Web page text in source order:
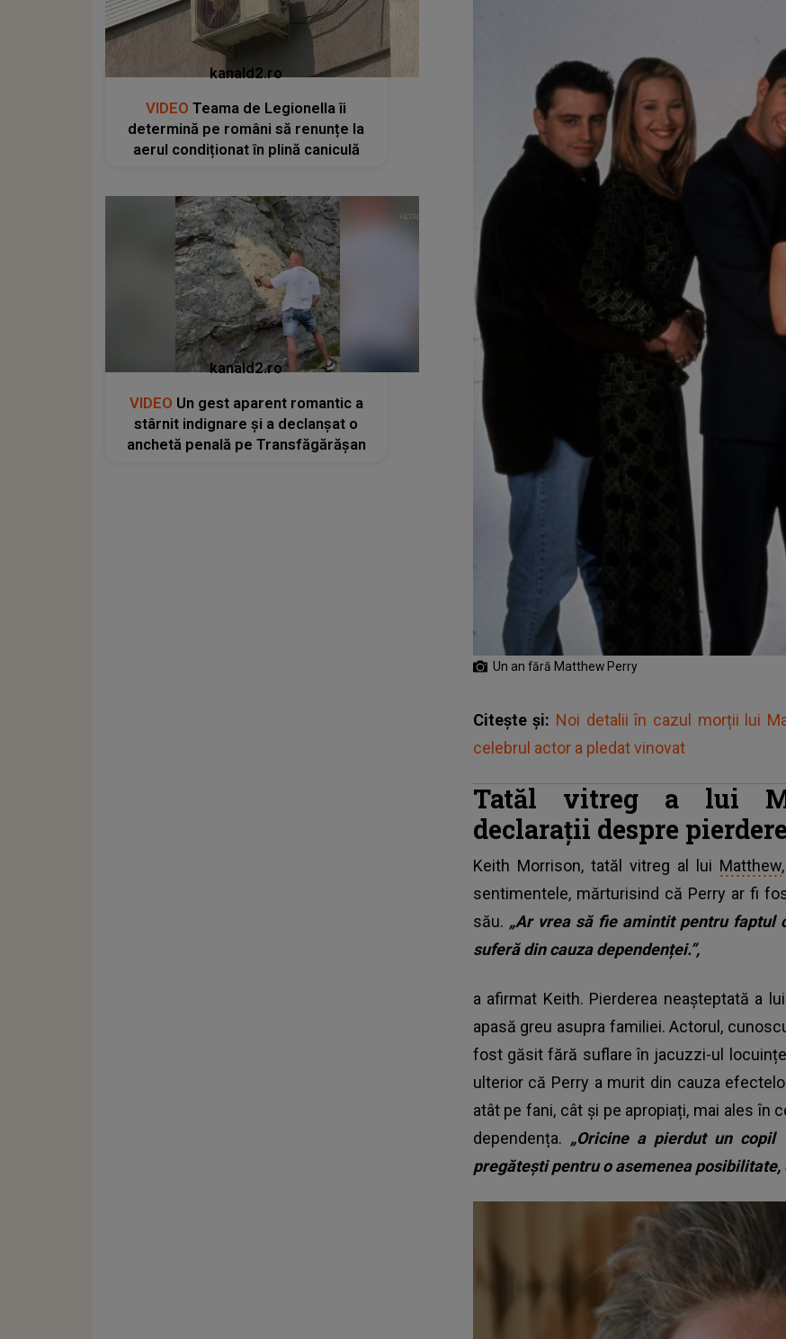
Un an fără Matthew Perry
Citește și: Noi detalii în cazul morții lui
celebrul actor a pledat vinovat
Tatăl vitreg a lui
declarații despre
Keith Morrison, tatăl vitreg al lui Matthew
sentimentele, mărturisind că Perry ar fi
său. „Ar vrea să fie amintit pentru faptul
suferă din cauza dependenței.”,
a afirmat Keith. Pierderea neașteptată a
apasă greu asupra familiei. Actorul,
fost găsit fără suflare în jacuzzi-ul
ulterior că Perry a murit din cauza
atât pe fani, cât și pe apropiați, mai ales în
dependența. „Oricine a pierdut un
pregătești pentru o asemenea posibilitate,
kanald2.ro
VIDEO Teama de Legionella îi
determină pe români să renunțe la
aerul condiționat în plină caniculă
kanald2.ro
VIDEO Un gest aparent romantic a
stârnit indignare și a declanșat o
anchetă penală pe Transfăgărășan